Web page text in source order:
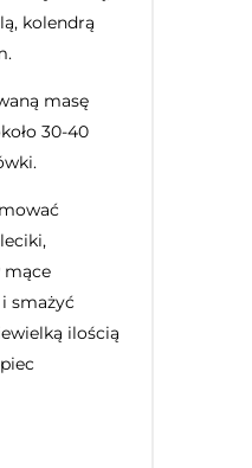
kolendrą
masę
30-40
mące
smażyć
ilością